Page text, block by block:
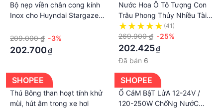
Bộ nẹp viền chân cong kính
Inox cho Huyndai Stargazer
209.000 ₫ -3%
202.700₫
Nước Hoa Ô Tô Tượng Con
Trâu Phong Thủy Nhiều Tài
Lộc Đặt Taplo (41)
269.900 ₫ -25%
202.425₫
Đã bán 6
SHOPEE
Thú Bông than hoạt tính khử
mùi, hút âm trong xe hơi
SHOPEE
Ổ CắM BậT LửA 12-24V /
120-250W ChốNg NướC